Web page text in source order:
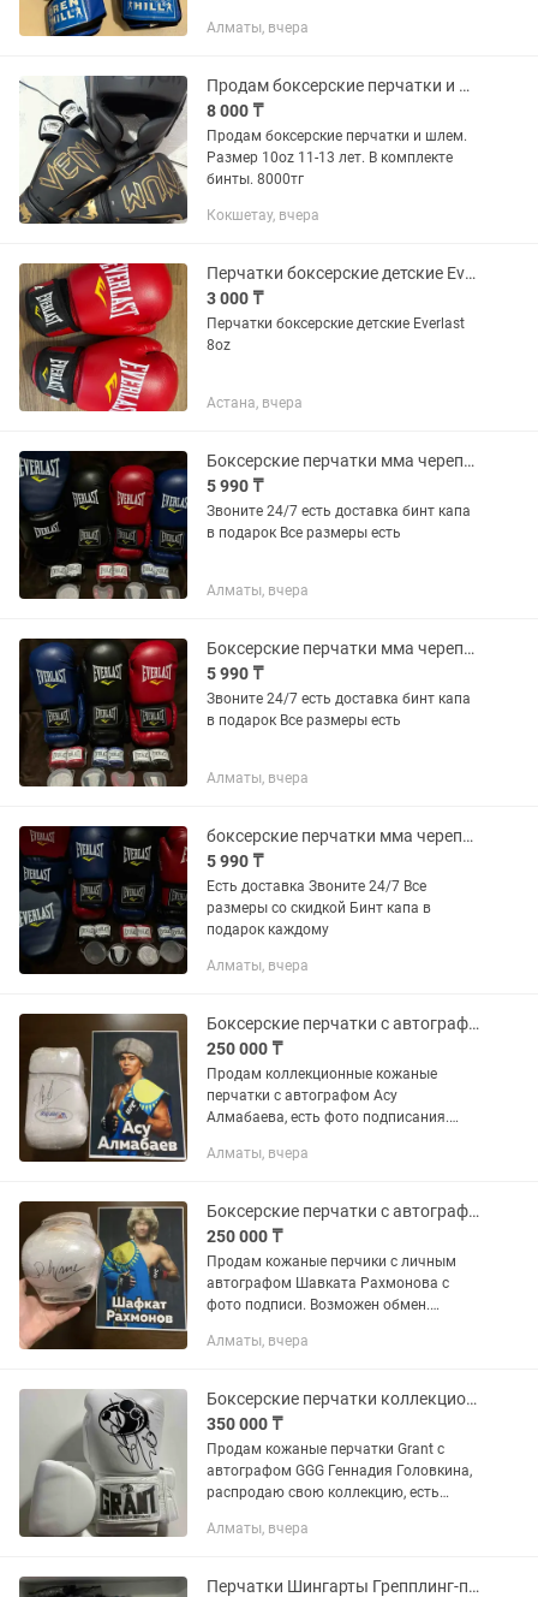
Алматы, вчера
Продам боксерские перчатки и шлем
8 000 ₸
Продам боксерские перчатки и шлем.
Размер 10oz 11-13 лет. В комплекте
бинты. 8000тг
Кокшетау, вчера
Перчатки боксерские детские Everlast 8oz
3 000 ₸
Перчатки боксерские детские Everlast
8oz
Астана, вчера
Боксерские перчатки мма черепашка бинт капа лапа шлем
5 990 ₸
Звоните 24/7 есть доставка бинт капа
в подарок Все размеры есть
Алматы, вчера
Боксерские перчатки мма черепашка бинт капа лапа шлем
5 990 ₸
Звоните 24/7 есть доставка бинт капа
в подарок Все размеры есть
Алматы, вчера
боксерские перчатки мма черепашки бинт капа шлем лапа
5 990 ₸
Есть доставка Звоните 24/7 Все
размеры со скидкой Бинт капа в
подарок каждому
Алматы, вчера
Боксерские перчатки с автографом Асу Алмабаева
250 000 ₸
Продам коллекционные кожаные
перчатки с автографом Асу
Алмабаева, есть фото подписания.
Алматы, вчера
Боксерские перчатки с автографом Шавката Рахмонова
250 000 ₸
Продам кожаные перчики с личным
автографом Шавката Рахмонова с
фото подписи. Возможен обмен.
Алматы, вчера
Боксерские перчатки коллекционные Геннадия Головкина
350 000 ₸
Продам кожаные перчатки Grant с
автографом GGG Геннадия Головкина,
распродаю свою коллекцию, есть
бойцов ММА
Алматы, вчера
Перчатки Шингарты Грепплинг-перчатки Бойцовские перчатки перчатки ММА